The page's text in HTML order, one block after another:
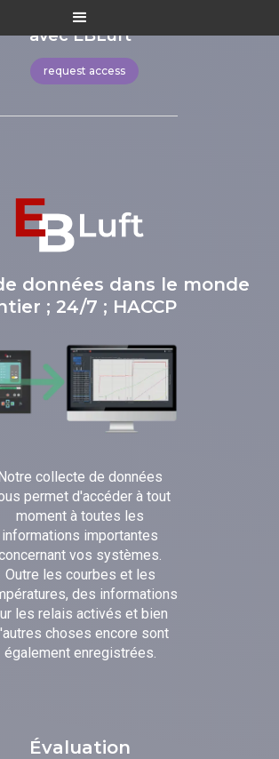
Collecte de données
avec EBLuft
request access
données dans le monde
; 24/7 ; HACCP
collecte de données
permet d'accéder à tout
moment à toutes les
informations importantes
vos systèmes.
Outre les courbes et les
des informations
les relais activés et bien
choses encore sont
également enregistrées.
Évaluation